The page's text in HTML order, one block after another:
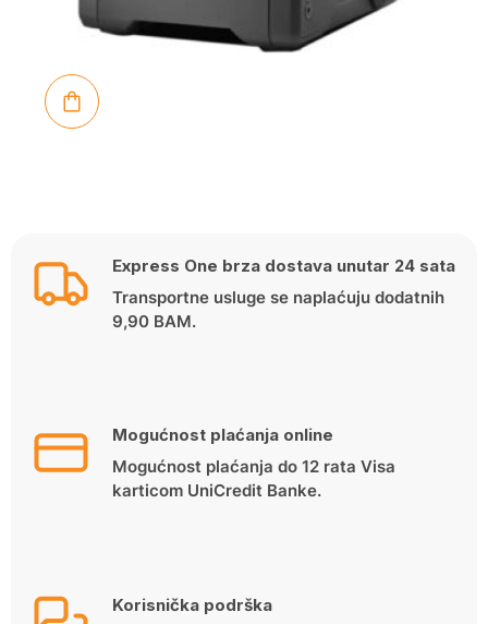
Express One brza dostava unutar 24 sata
Transportne usluge se naplaćuju dodatnih
9,90 BAM.
Mogućnost plaćanja online
Mogućnost plaćanja do 12 rata Visa
karticom UniCredit Banke.
Korisnička podrška